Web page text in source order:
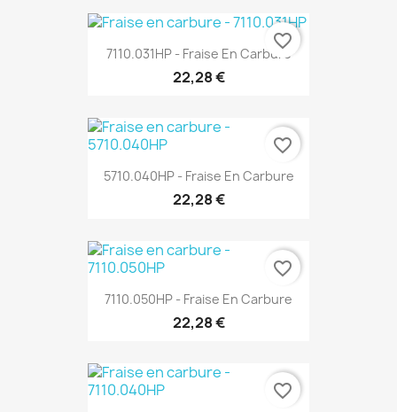
7110.031HP - Fraise En Carbure
22,28 €
favorite_border
5710.040HP - Fraise En Carbure
22,28 €
favorite_border
7110.050HP - Fraise En Carbure
22,28 €
favorite_border
favorite_border